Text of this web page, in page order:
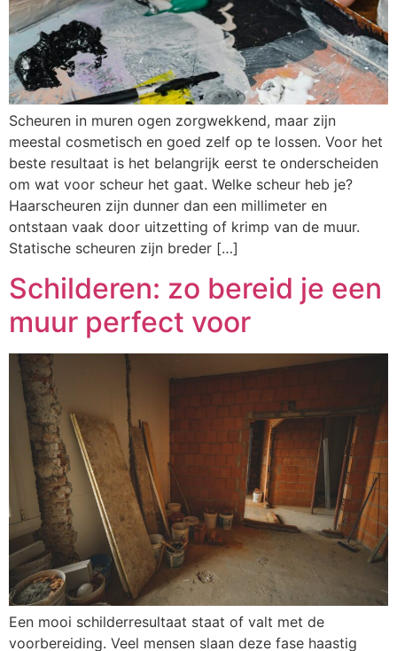
Scheuren in muren ogen zorgwekkend, maar zijn
meestal cosmetisch en goed zelf op te lossen. Voor het
beste resultaat is het belangrijk eerst te onderscheiden
om wat voor scheur het gaat. Welke scheur heb je?
Haarscheuren zijn dunner dan een millimeter en
ontstaan vaak door uitzetting of krimp van de muur.
Statische scheuren zijn breder […]
Schilderen: zo bereid je een
muur perfect voor
Een mooi schilderresultaat staat of valt met de
voorbereiding. Veel mensen slaan deze fase haastig